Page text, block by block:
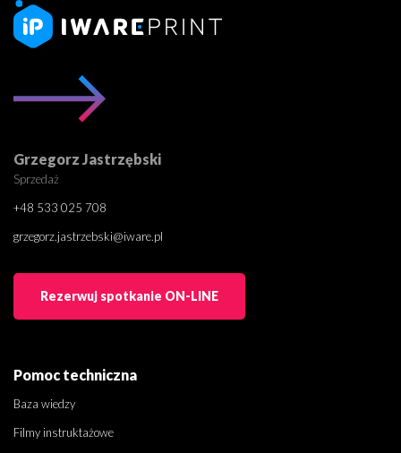
Grzegorz Jastrzębski
Sprzedaż
+48 533 025 708
grzegorz.jastrzebski@iware.pl
Rezerwuj spotkanie ON-LINE
Pomoc techniczna
Baza wiedzy
Filmy instruktażowe